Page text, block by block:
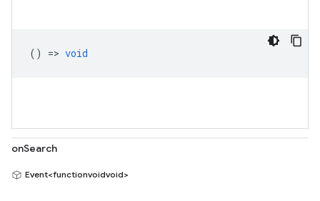
() => void
onSearch
Event<functionvoidvoid>